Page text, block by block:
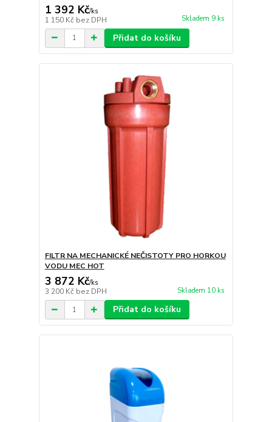
1 392 Kč/ks
1 150 Kč bez DPH Skladem 9 ks
Přidat do košíku
FILTR NA MECHANICKÉ NEČISTOTY PRO HORKOU
VODU MEC HOT
3 872 Kč/ks
3 200 Kč bez DPH Skladem 10 ks
Přidat do košíku